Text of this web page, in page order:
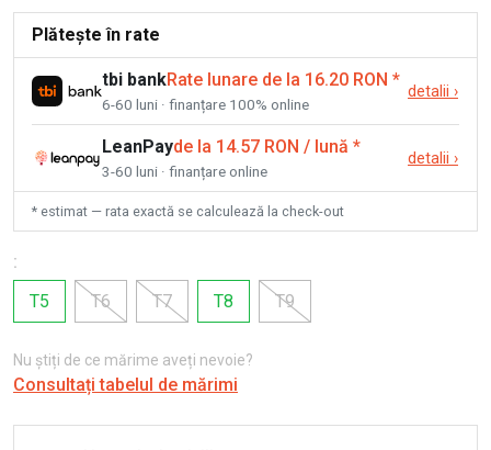
Plătește în rate
tbi bankRate lunare de la 16.20 RON *
6-60 luni · finanțare 100% online
detalii ›
LeanPayde la 14.57 RON / lună *
3-60 luni · finanțare online
detalii ›
* estimat — rata exactă se calculează la check-out
:
T5
T6 T7 T8 T9
Nu știți de ce mărime aveți nevoie?
Consultați tabelul de mărimi